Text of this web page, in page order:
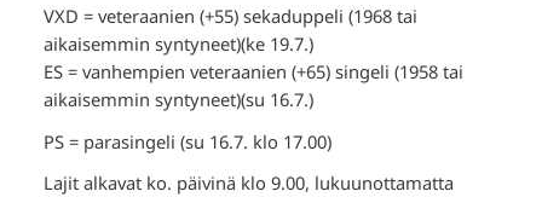
VXD = veteraanien (+55) sekaduppeli (1968 tai
aikaisemmin syntyneet)(ke 19.7.)
ES = vanhempien veteraanien (+65) singeli (1958 tai
aikaisemmin syntyneet)(su 16.7.)
PS = parasingeli (su 16.7. klo 17.00)
Lajit alkavat ko. päivinä klo 9.00, lukuunottamatta